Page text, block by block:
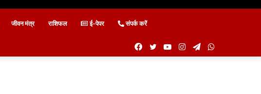
जीवन मंत्र राशिफल ई-पेपर संपर्क करें
Telegram
Instagram
YouTube
Twitter
Facebook